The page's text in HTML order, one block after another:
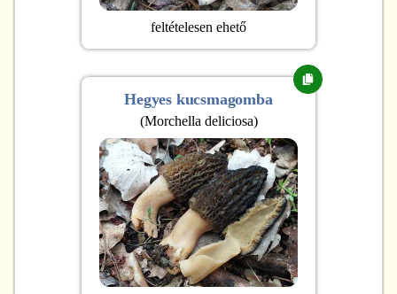
feltételesen ehető
Hegyes kucsmagomba
(Morchella deliciosa)